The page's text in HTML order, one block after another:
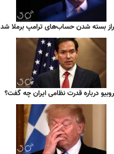
راز بسته شدن حساب‌های ترامپ برملا شد
روبیو درباره قدرت نظامی ایران چه گفت؟